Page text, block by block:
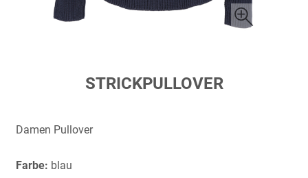
springen
STRICKPULLOVER
Damen Pullover
Farbe: blau